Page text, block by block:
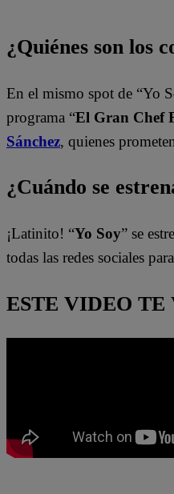
¿Quiénes son los
En el mismo spot de “Yo
programa “El Gran Chef
Sánchez, quienes
¿Cuándo se
¡Latinito! “Yo Soy” se
todas las redes sociales
ESTE VIDEO TE